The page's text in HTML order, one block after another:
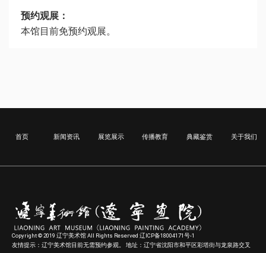
预约观展：
本馆目前免预约观展。
首页 新闻资讯 展览展示 传播教育 典藏鉴赏 关于我们
Copyright © 2019 辽宁美术馆 All Rights Reserved 辽ICP备18004171号-1
友情提示：辽宁美术馆目前无需预约参观。 地址：辽宁省沈阳市和平区彩塔街与龙泉路交叉